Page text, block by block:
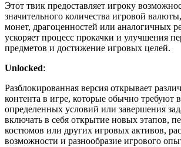
Этот твик предоставляет игроку
значительного количества игровой
монет, драгоценностей или аналогичных
ускоряет процесс прокачки и улучшения
предметов и достижение игровых целей.
Unlocked:
Разблокированная версия открывает
контента в игре, которые обычно требуют
определенных условий или завершения
включать в себя открытие новых этапов,
костюмов или других игровых активов,
возможности и разнообразие игрового